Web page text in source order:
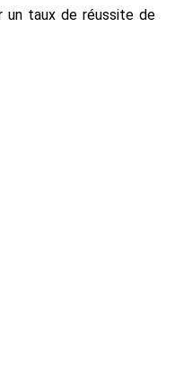
un taux de réussite de